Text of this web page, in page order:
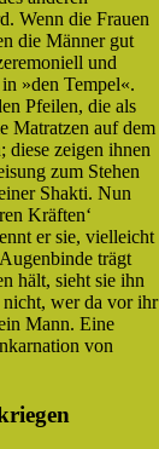
Wenn die Frauen
die Männer gut
und
»den Tempel«.
Pfeilen, die als
Matratzen auf dem
diese zeigen ihnen
zum Stehen
Shakti. Nun
Kräften‘
er sie, vielleicht
trägt
hält, sieht sie ihn
wer da vor ihr
Mann. Eine
von